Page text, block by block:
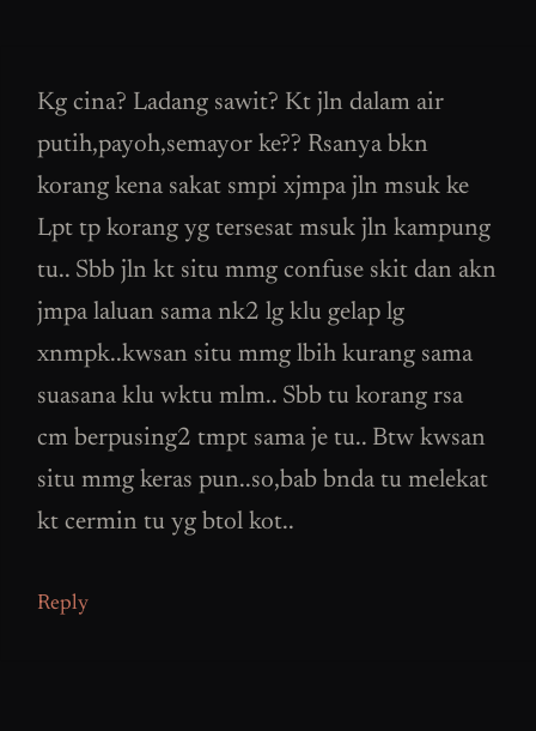
Kg cina? Ladang sawit? Kt jln dalam air
putih,payoh,semayor ke?? Rsanya bkn
korang kena sakat smpi xjmpa jln msuk ke
Lpt tp korang yg tersesat msuk jln kampung
tu.. Sbb jln kt situ mmg confuse skit dan akn
jmpa laluan sama nk2 lg klu gelap lg
xnmpk..kwsan situ mmg lbih kurang sama
suasana klu wktu mlm.. Sbb tu korang rsa
cm berpusing2 tmpt sama je tu.. Btw kwsan
situ mmg keras pun..so,bab bnda tu melekat
kt cermin tu yg btol kot..
Reply